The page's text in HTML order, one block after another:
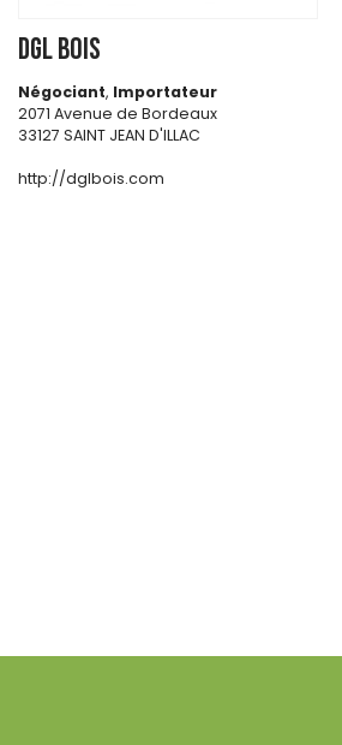
DGL BOIS
Négociant, Importateur
2071 Avenue de Bordeaux
33127 SAINT JEAN D'ILLAC
http://dglbois.com